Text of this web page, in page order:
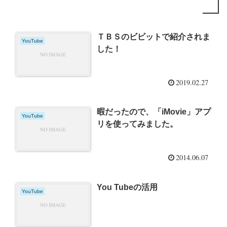
YouTube
ＴＢＳのビビットで紹介されま
した！
2019.02.27
YouTube
暇だったので、「iMovie」アプ
リを使ってみました。
2014.06.07
YouTube You Tubeの活用